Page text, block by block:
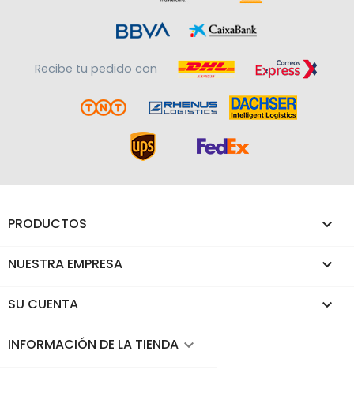
Recibe tu pedido con
PRODUCTOS 
NUESTRA EMPRESA 
SU CUENTA 
INFORMACIÓN DE LA TIENDA keyboard_arrow_down